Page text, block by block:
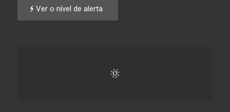
Ver o nível de alerta